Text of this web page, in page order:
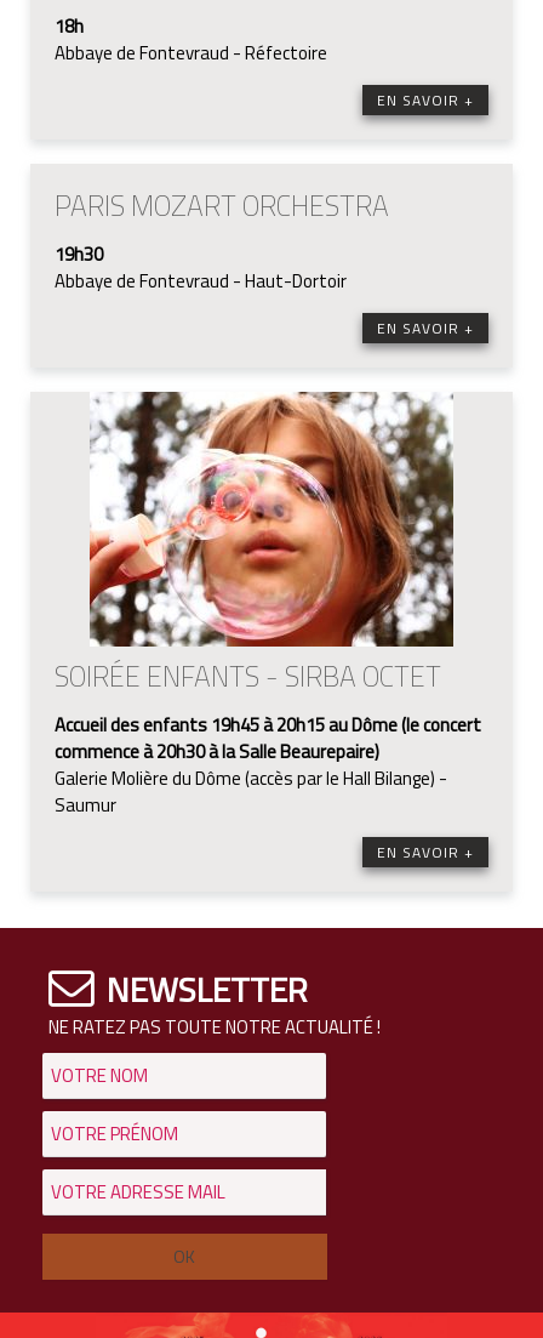
18h
Abbaye de Fontevraud - Réfectoire
EN SAVOIR +
PARIS MOZART ORCHESTRA
19h30
Abbaye de Fontevraud - Haut-Dortoir
EN SAVOIR +
SOIRÉE ENFANTS - SIRBA OCTET
Accueil des enfants 19h45 à 20h15 au Dôme (le concert
commence à 20h30 à la Salle Beaurepaire)
Galerie Molière du Dôme (accès par le Hall Bilange) -
Saumur
EN SAVOIR +
NEWSLETTER
NE RATEZ PAS TOUTE NOTRE ACTUALITÉ !